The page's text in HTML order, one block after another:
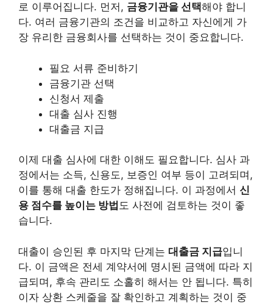
로 이루어집니다. 먼저, 금융기관을 선택해야 합니
다. 여러 금융기관의 조건을 비교하고 자신에게 가
장 유리한 금융회사를 선택하는 것이 중요합니다.
필요 서류 준비하기
금융기관 선택
신청서 제출
대출 심사 진행
대출금 지급
이제 대출 심사에 대한 이해도 필요합니다. 심사 과
정에서는 소득, 신용도, 보증인 여부 등이 고려되며,
이를 통해 대출 한도가 정해집니다. 이 과정에서 신
용 점수를 높이는 방법 도 사전에 검토하는 것이 좋
습니다.
대출이 승인된 후 마지막 단계는 대출금 지급입니
다. 이 금액은 전세 계약서에 명시된 금액에 따라 지
급되며, 후속 관리도 소홀히 해서는 안 됩니다. 특히
이자 상환 스케줄을 잘 확인하고 계획하는 것이 중